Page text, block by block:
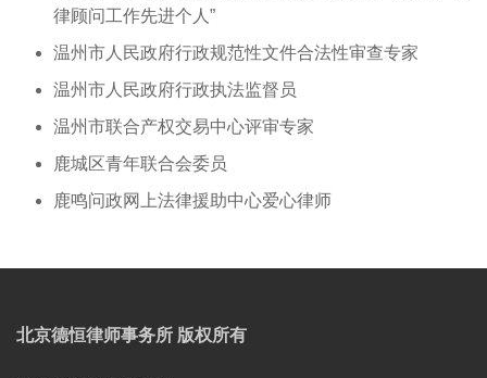
律顾问工作先进个人”
温州市人民政府行政规范性文件合法性审查专家
温州市人民政府行政执法监督员
温州市联合产权交易中心评审专家
鹿城区青年联合会委员
鹿鸣问政网上法律援助中心爱心律师
北京德恒律师事务所 版权所有